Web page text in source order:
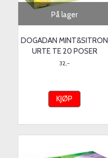
På lager
DOGADAN MINT&SITRON
URTE TE 20 POSER
32,-
KJØP